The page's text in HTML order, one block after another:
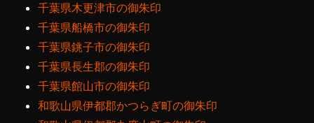
千葉県木更津市の御朱印
千葉県船橋市の御朱印
千葉県銚子市の御朱印
千葉県長生郡の御朱印
千葉県館山市の御朱印
和歌山県伊都郡かつらぎ町の御朱印